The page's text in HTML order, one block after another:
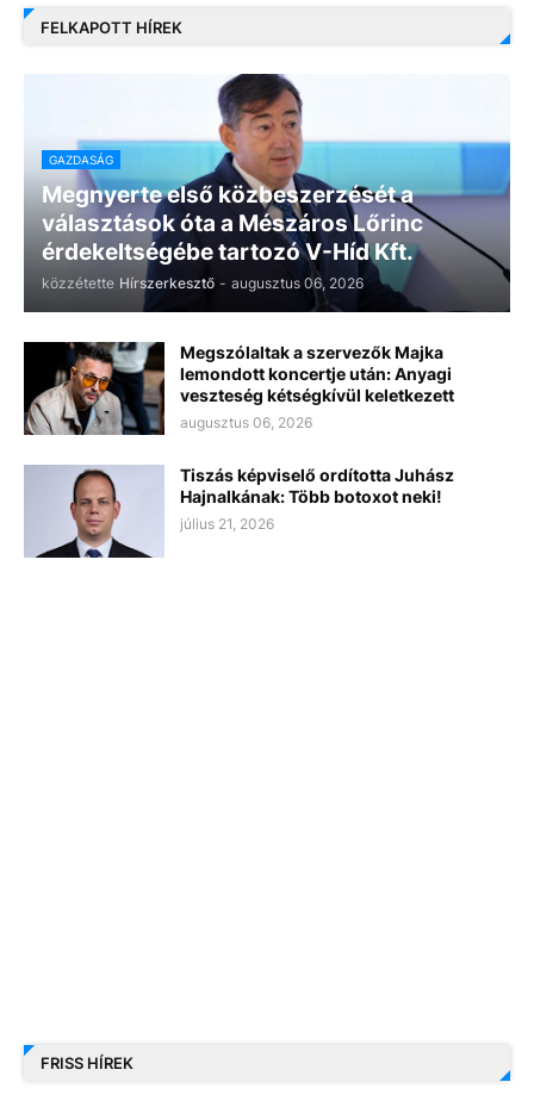
FELKAPOTT HÍREK
GAZDASÁG
Megnyerte első közbeszerzését a
választások óta a Mészáros Lőrinc
érdekeltségébe tartozó V-Híd Kft.
közzétette Hírszerkesztő - augusztus 06, 2026
Megszólaltak a szervezők Majka
lemondott koncertje után: Anyagi
veszteség kétségkívül keletkezett
augusztus 06, 2026
Tiszás képviselő ordította Juhász
Hajnalkának: Több botoxot neki!
július 21, 2026
FRISS HÍREK